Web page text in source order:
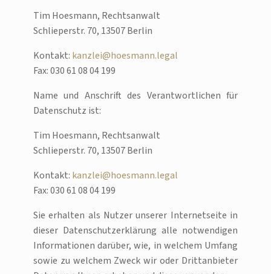
Tim Hoesmann, Rechtsanwalt
Schlieperstr. 70, 13507 Berlin
Kontakt: kanzlei@hoesmann.legal
Fax: 030 61 08 04 199
Name und Anschrift des Verantwortlichen für
Datenschutz ist:
Tim Hoesmann, Rechtsanwalt
Schlieperstr. 70, 13507 Berlin
Kontakt: kanzlei@hoesmann.legal
Fax: 030 61 08 04 199
Sie erhalten als Nutzer unserer Internetseite in
dieser Datenschutzerklärung alle notwendigen
Informationen darüber, wie, in welchem Umfang
sowie zu welchem Zweck wir oder Drittanbieter